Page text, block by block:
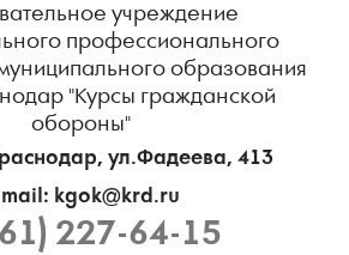
учреждение
профессионального
образования
"Курсы гражданской
обороны"
ул.Фадеева, 413
kgok@krd.ru
227-64-15